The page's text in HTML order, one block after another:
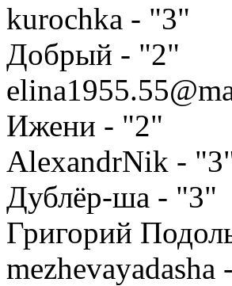
kurochka - "3"
Добрый - "2"
Ижени - "2"
AlexandrNik -
Дублёр-ша - "3"
Григорий
mezhevayadasha